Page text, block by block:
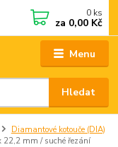
Menu
Hledat
0 ks
za 0,00 Kč
Diamantové kotouče (DIA)
22,2 mm / suché řezání